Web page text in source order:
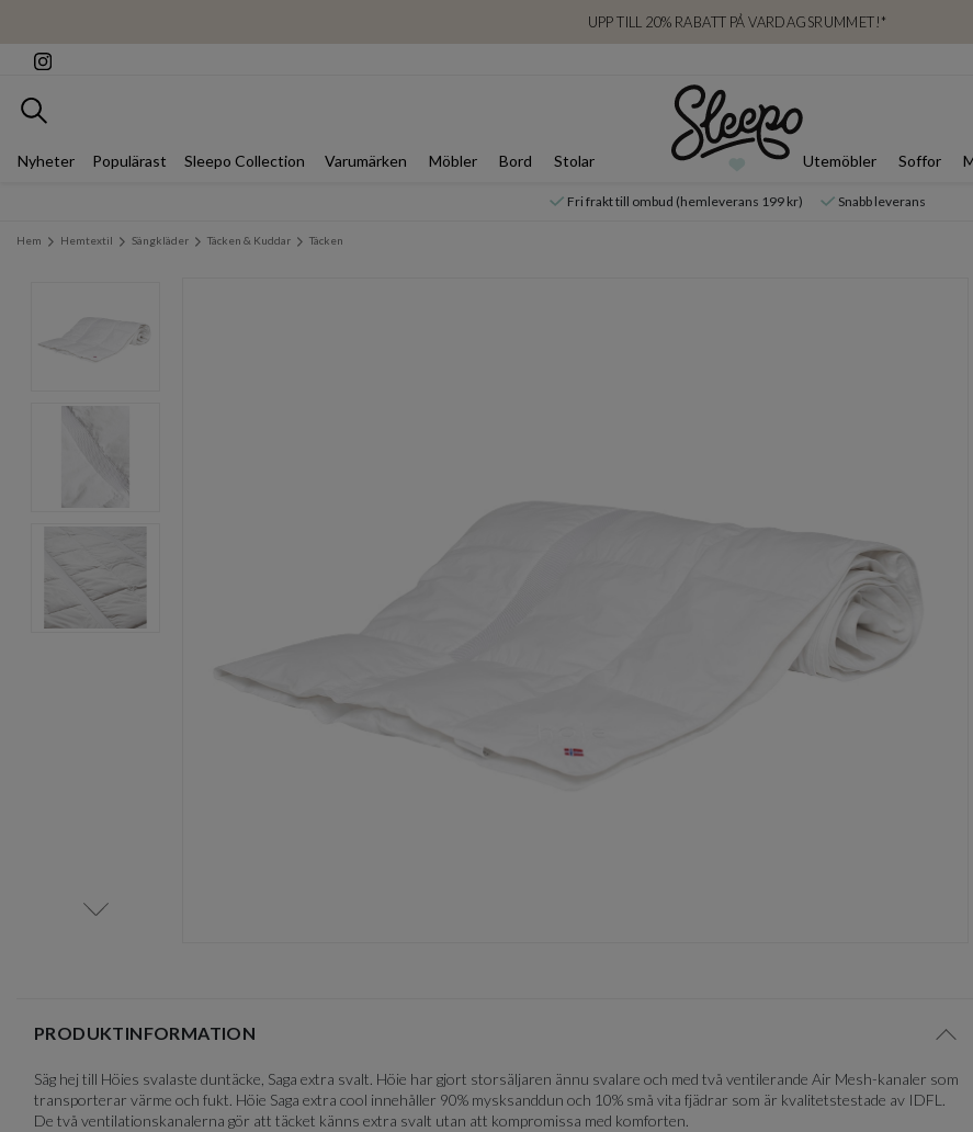
UPP TILL 20% RABATT PÅ VARDAGSRUMMET!*
Sök
Nyheter Populärast Sleepo Collection Varumärken Möbler Bord Stolar Utemöbler Soffor
Fri frakt till ombud (hemleverans 199 kr) Snabb leverans
Hem Hemtextil Sängkläder Täcken & Kuddar Täcken
PRODUKTINFORMATION
Säg hej till Höies svalaste duntäcke, Saga extra svalt. Höie har gjort storsäljaren ännu svalare och med två ventilerande Air Mesh-kanaler som
transporterar värme och fukt. Höie Saga extra cool innehåller 90% mysksanddun och 10% små vita fjädrar som är kvalitetstestade av IDFL.
De två ventilationskanalerna gör att täcket känns extra svalt utan att kompromissa med komforten.